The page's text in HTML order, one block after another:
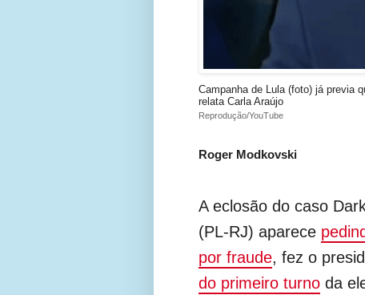
Campanha de Lula (foto) já previa
relata Carla Araújo
Reprodução/YouTube
Roger Modkovski
A eclosão do caso
(PL-RJ) aparece
por fraude, fez o
do primeiro turno da